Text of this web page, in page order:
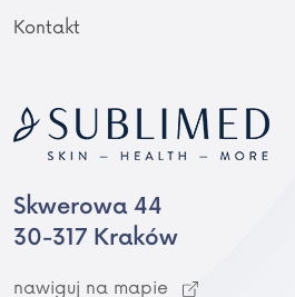
Kontakt
Skwerowa 44
30-317 Kraków
nawiguj na mapie